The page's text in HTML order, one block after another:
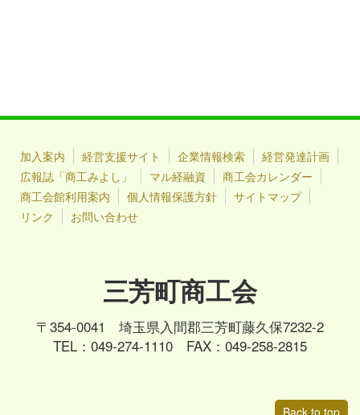
加入案内 経営支援サイト 企業情報検索
経営発達計画
広報誌「商工みよし」
マル経融資
商工会カレンダー
商工会館利用案内
個人情報保護方針
サイトマップ
リンク
お問い合わせ
三芳町商工会
〒354-0041 埼玉県入間郡三芳町藤久保7232-2
TEL：049-274-1110 FAX：049-258-2815
Back to top